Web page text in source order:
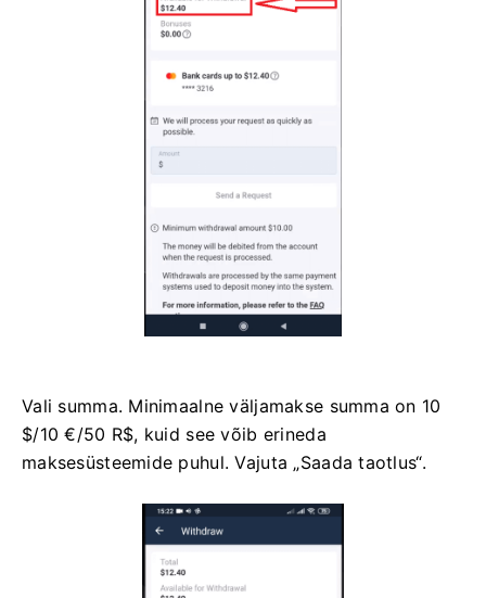
Vali summa. Minimaalne väljamakse summa on 10
$/10 €/50 R$, kuid see võib erineda
maksesüsteemide puhul. Vajuta „Saada taotlus“.